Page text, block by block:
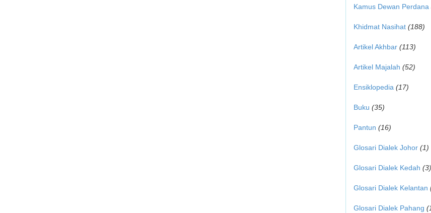
Kamus Dewan Perdana
Khidmat Nasihat (188)
Artikel Akhbar (113)
Artikel Majalah (52)
Ensiklopedia (17)
Buku (35)
Pantun (16)
Glosari Dialek Johor (1)
Glosari Dialek Kedah (3)
Glosari Dialek Kelantan
Glosari Dialek Pahang